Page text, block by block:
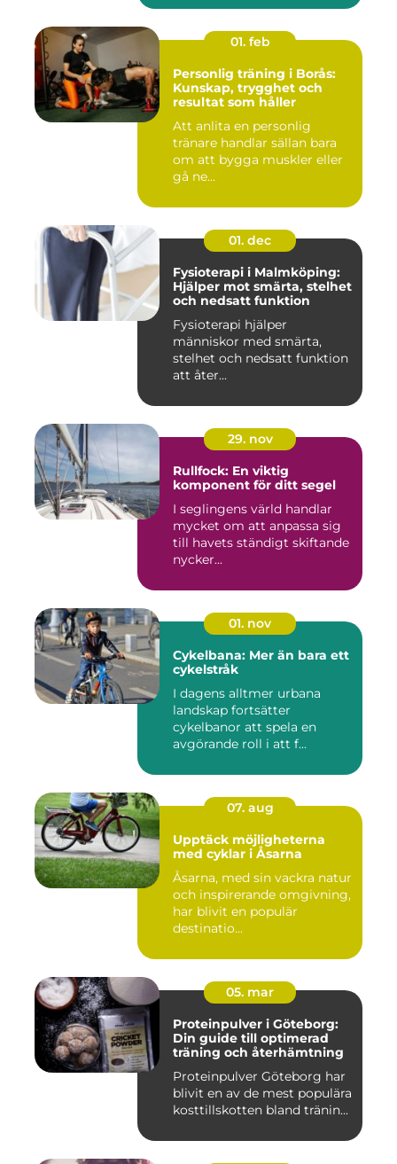
01. feb
Personlig träning i Borås:
Kunskap, trygghet och
resultat som håller
Att anlita en personlig
tränare handlar sällan bara
om att bygga muskler eller
gå ne...
01. dec
Fysioterapi i Malmköping:
Hjälper mot smärta, stelhet
och nedsatt funktion
Fysioterapi hjälper
människor med smärta,
stelhet och nedsatt funktion
att åter...
29. nov
Rullfock: En viktig
komponent för ditt segel
I seglingens värld handlar
mycket om att anpassa sig
till havets ständigt skiftande
nycker...
01. nov
Cykelbana: Mer än bara ett
cykelstråk
I dagens alltmer urbana
landskap fortsätter
cykelbanor att spela en
avgörande roll i att f...
07. aug
Upptäck möjligheterna
med cyklar i Åsarna
Åsarna, med sin vackra natur
och inspirerande omgivning,
har blivit en populär
destinatio...
05. mar
Proteinpulver i Göteborg:
Din guide till optimerad
träning och återhämtning
Proteinpulver Göteborg har
blivit en av de mest populära
kosttillskotten bland tränin...